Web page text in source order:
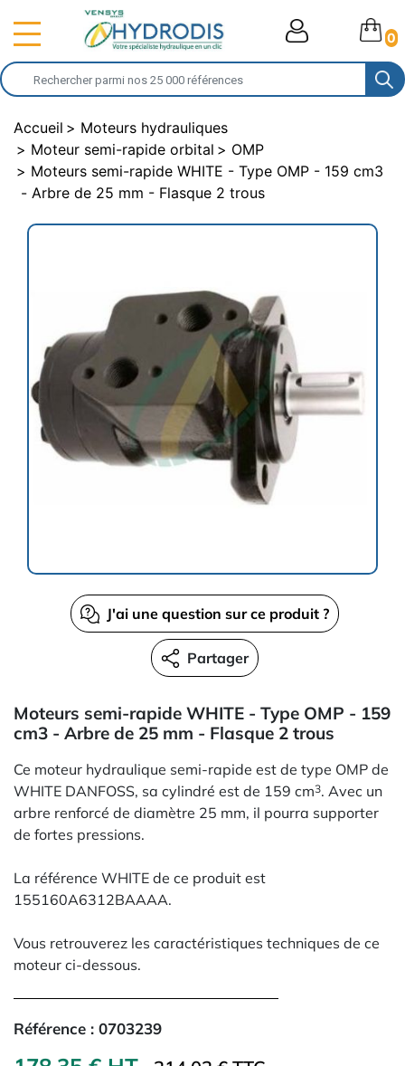
0
Accueil
Moteurs hydrauliques
Moteur semi-rapide orbital
OMP
Moteurs semi-rapide WHITE - Type OMP - 159 cm3
- Arbre de 25 mm - Flasque 2 trous
J'ai une question sur ce produit ?
Partager
Moteurs semi-rapide WHITE - Type OMP - 159
cm3 - Arbre de 25 mm - Flasque 2 trous
Ce moteur hydraulique semi-rapide est de type OMP de
WHITE DANFOSS, sa cylindré est de 159 cm3. Avec un
arbre renforcé de diamètre 25 mm, il pourra supporter
de fortes pressions.
La référence WHITE de ce produit est
155160A6312BAAAA.
Vous retrouverez les caractéristiques techniques de ce
moteur ci-dessous.
Référence : 0703239